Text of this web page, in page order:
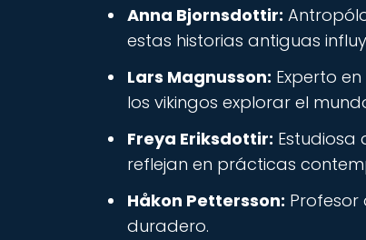
Anna Bjornsdottir:
estas historias antiguas
Lars Magnusson: Experto
los vikingos explorar el
Freya Eriksdottir: Estudiosa
reflejan en prácticas
Håkon Pettersson: Profesor
duradero.